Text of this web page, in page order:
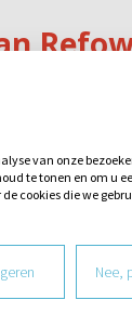
van onze
te tonen en om u
cookies die we
Nee,